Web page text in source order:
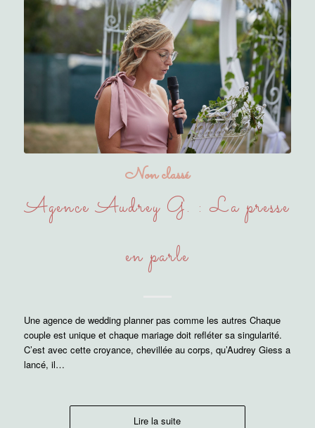
Non classé
Agence Audrey G. : La presse
en parle
Une agence de wedding planner pas comme les autres Chaque
couple est unique et chaque mariage doit refléter sa singularité.
C’est avec cette croyance, chevillée au corps, qu’Audrey Giess a
lancé, il…
Lire la suite